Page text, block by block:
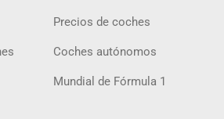
Precios de coches
Coches autónomos
Mundial de Fórmula 1